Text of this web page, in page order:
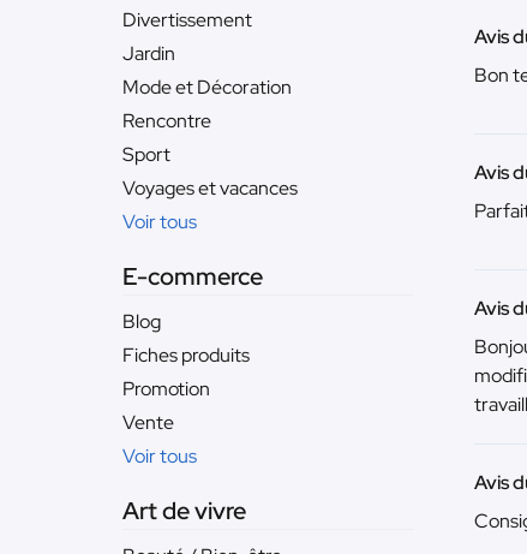
Divertissement
Jardin
Mode et Décoration
Rencontre
Sport
Voyages et vacances
Voir tous
E-commerce
Blog
Fiches produits
Promotion
Vente
Voir tous
Art de vivre
Avis
Bon
Avis
Avis
Avis